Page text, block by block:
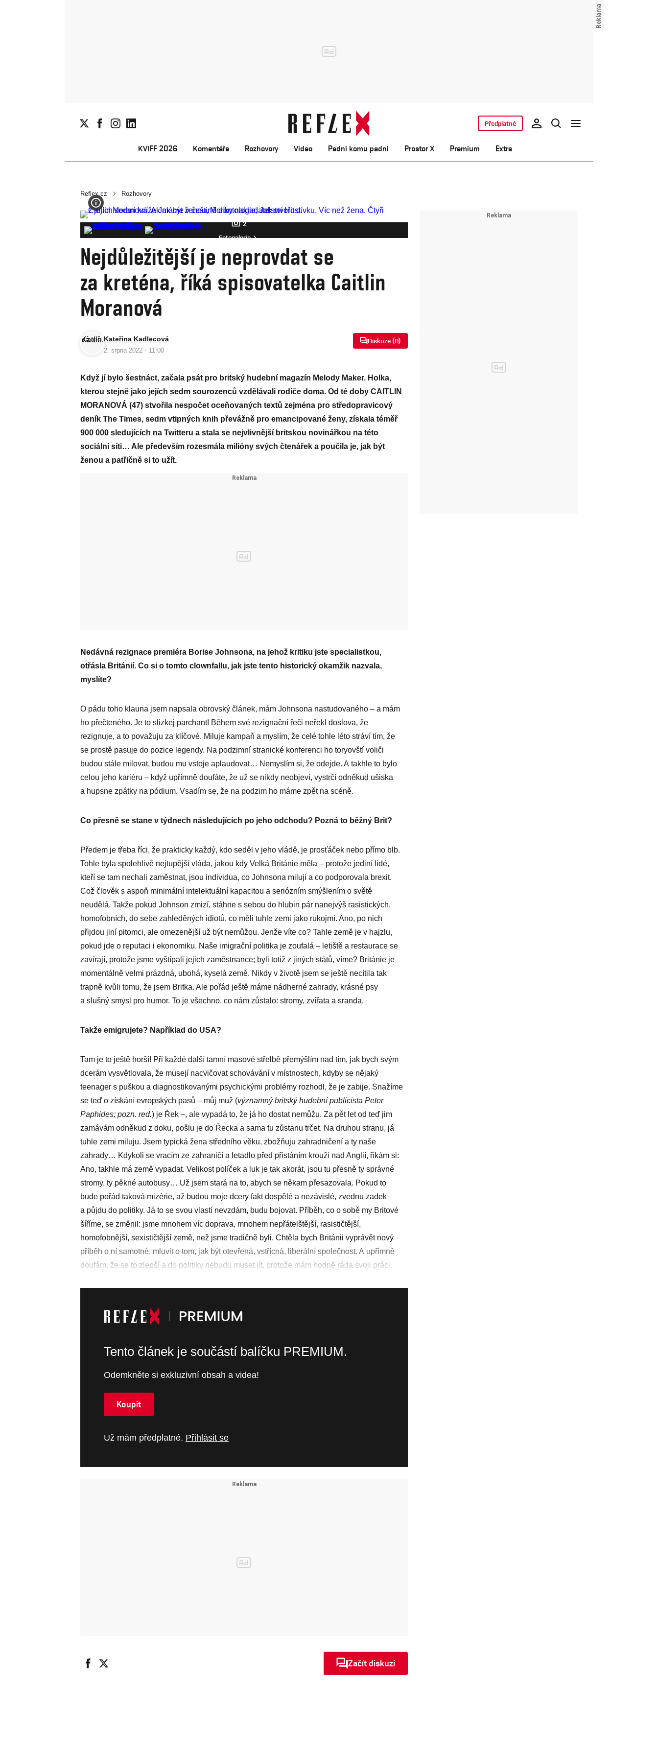
KVIFF 2026 Komentáře Rozhovory Video Padni komu padni Prostor X Premium Extra
Předplatné
Reflex.cz Rozhovory
2
Fotogalerie
Nejdůležitější je neprovdat se
za kreténa, říká spisovatelka Caitlin
Moranová
Kateřina Kadlecová
2. srpna 2022 · 11:00
Diskuze (0)
Když jí bylo šestnáct, začala psát pro britský hudební magazín Melody Maker. Holka,
kterou stejně jako jejích sedm sourozenců vzdělávali rodiče doma. Od té doby CAITLIN
MORANOVÁ (47) stvořila nespočet oceňovaných textů zejména pro středopravicový
deník The Times, sedm vtipných knih převážně pro emancipované ženy, získala téměř
900 000 sledujících na Twitteru a stala se nejvlivnější britskou novinářkou na této
sociální síti… Ale především rozesmála milióny svých čtenářek a poučila je, jak být
ženou a patřičně si to užít.
Nedávná rezignace premiéra Borise Johnsona, na jehož kritiku jste specialistkou,
otřásla Británií. Co si o tomto clownfallu, jak jste tento historický okamžik nazvala,
myslíte?
O pádu toho klauna jsem napsala obrovský článek, mám Johnsona nastudovaného – a mám
ho přečteného. Je to slizkej parchant! Během své rezignační řeči neřekl doslova, že
rezignuje, a to považuju za klíčové. Miluje kampaň a myslím, že celé tohle léto stráví tím, že
se prostě pasuje do pozice legendy. Na podzimní stranické konferenci ho toryovští voliči
budou stále milovat, budou mu vstoje aplaudovat… Nemyslím si, že odejde. A takhle to bylo
celou jeho kariéru – když upřímně doufáte, že už se nikdy neobjeví, vystrčí odněkud ušiska
a hupsne zpátky na pódium. Vsadím se, že na podzim ho máme zpět na scéně.
Co přesně se stane v týdnech následujících po jeho odchodu? Pozná to běžný Brit?
Předem je třeba říci, že prakticky každý, kdo seděl v jeho vládě, je prosťáček nebo přímo blb.
Tohle byla spolehlivě nejtupější vláda, jakou kdy Velká Británie měla – protože jediní lidé,
kteří se tam nechali zaměstnat, jsou individua, co Johnsona milují a co podporovala brexit.
Což člověk s aspoň mini­mální intelektuální kapacitou a seriózním smýšlením o světě
neudělá. Takže pokud Johnson zmizí, stáhne s sebou do hlubin pár nanejvýš rasistických,
homofobních, do sebe zahleděných idiotů, co měli tuhle zemi jako rukojmí. Ano, po nich
přijdou jiní pitomci, ale omezenější už být nemůžou. Jenže víte co? Tahle země je v hajzlu,
pokud jde o reputaci i ekonomiku. Naše imigrační politika je zoufalá – letiště a restaurace se
zavírají, protože jsme vyštípali jejich zaměstnance; byli totiž z jiných států, víme? Británie je
momentálně velmi prázdná, ubohá, kyselá země. Nikdy v životě jsem se ještě necítila tak
trapně kvůli tomu, že jsem Britka. Ale pořád ještě máme nádherné zahrady, krásné psy
a slušný smysl pro humor. To je všechno, co nám zůstalo: stromy, zvířata a sranda.
Takže emigrujete? Například do USA?
Tam je to ještě horší! Při každé další tamní masové střelbě přemýšlím nad tím, jak bych svým
dcerám vysvětlovala, že musejí nacvičovat schovávání v místnostech, kdyby se nějaký
teenager s puškou a diagnostikovanými psychickými problémy rozhodl, že je zabije. Snažíme
se teď o získání evropských pasů – můj muž (významný britský hudební publicista ­Peter
Paphides; pozn. red.) je Řek –, ale vypadá to, že já ho dostat nemůžu. Za pět let od teď jim
zamávám odněkud z doku, pošlu je do Řecka a sama tu zůstanu trčet. Na druhou stranu, já
tuhle zemi miluju. Jsem typická žena středního věku, zbožňuju zahradničení a ty naše
zahrady… Kdykoli se vracím ze zahraničí a letadlo před přistáním krouží nad Anglií, říkám si:
Ano, takhle má země vypadat. Velikost políček a luk je tak akorát, jsou tu přesně ty správné
stromy, ty pěkné autobusy… Už jsem stará na to, abych se někam přesazovala. Pokud to
bude pořád taková mizérie, až budou moje dcery fakt dospělé a nezávislé, zvednu zadek
a půjdu do politiky. Já to se svou vlastí nevzdám, budu bojovat. Příběh, co o sobě my Britové
šíříme, se změnil: jsme mnohem víc doprava, mnohem nepřátelštější, rasističtější,
homofobnější, sexističtější země, než jsme tradičně byli. Chtěla bych Británii vyprávět nový
příběh o ní samotné, mluvit o tom, jak být otevřená, vstřícná, liberální společnost. A upřímně
doufám, že se to zlepší a do politiky nebudu muset jít, protože mám hodně ráda svoji práci.
Tento článek je součástí balíčku PREMIUM.
Odemkněte si exkluzivní obsah a videa!
Koupit
Už mám předplatné. Přihlásit se
Začít diskuzi